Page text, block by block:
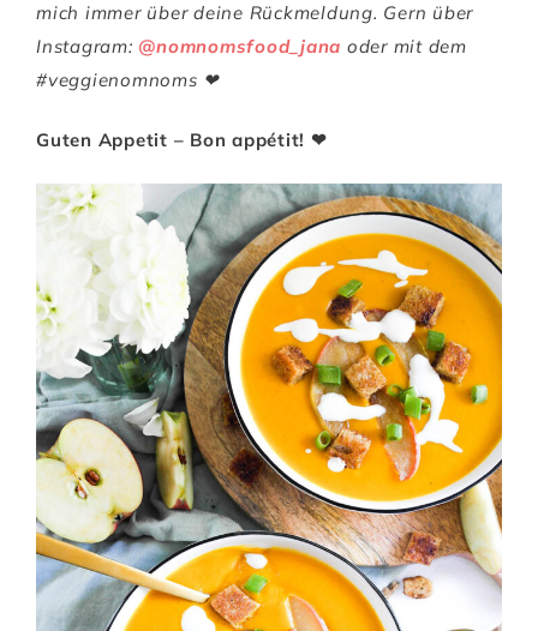
mich immer über deine Rückmeldung. Gern über
Instagram: @nomnomsfood_jana oder mit dem
#veggienomnoms ❤
Guten Appetit – Bon appétit! ❤